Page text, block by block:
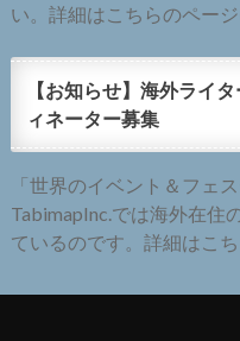
い。詳細はこちらのペー
【お知らせ】海外ライ
ィネーター募集
「世界のイベント＆フェ
TabimapInc.では海外在住
ているのです。詳細はこ